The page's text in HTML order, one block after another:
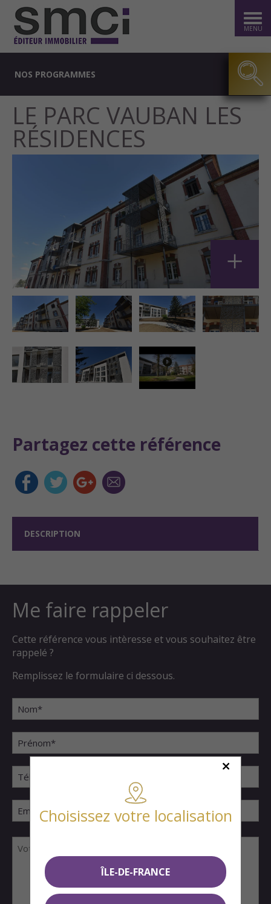
MENU
NOS PROGRAMMES
LE PARC VAUBAN LES
RÉSIDENCES
+
Partagez cette référence
DESCRIPTION
Me faire rappeler
Cette référence vous intèresse et vous souhaitez être
rappelé ?
Remplissez le formulaire ci dessous.
Choisissez votre localisation
ÎLE-DE-FRANCE